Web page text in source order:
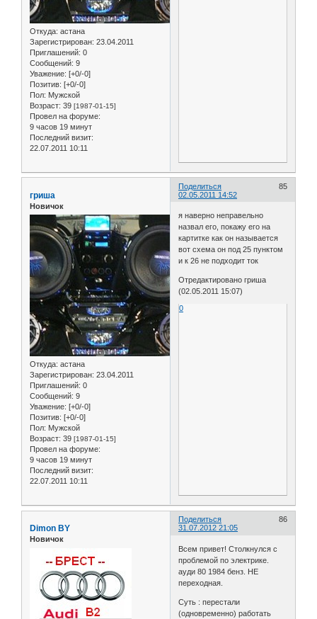
Откуда: астана
Зарегистрирован: 23.04.2011
Приглашений: 0
Сообщений: 9
Уважение: [+0/-0]
Позитив: [+0/-0]
Пол: Мужской
Возраст: 39 [1987-01-15]
Провел на форуме:
9 часов 19 минут
Последний визит:
22.07.2011 10:11
Поделиться
85
02.05.2011 14:52
гриша
Новичок
Откуда: астана
Зарегистрирован: 23.04.2011
Приглашений: 0
Сообщений: 9
Уважение: [+0/-0]
Позитив: [+0/-0]
Пол: Мужской
Возраст: 39 [1987-01-15]
Провел на форуме:
9 часов 19 минут
Последний визит:
22.07.2011 10:11
я наверно неправельно
назвал его, покажу его на
картитке как он называется
вот схема он под 25 пунктом
и к 26 не подходит ток
Отредактировано гриша
(02.05.2011 15:07)
0
Поделиться
86
31.07.2012 21:05
Dimon BY
Новичок
Всем привет! Столкнулся с
проблемой по электрике.
ауди 80 1984 бенз. НЕ
переходная.
Суть : перестали
(одновременно) работать